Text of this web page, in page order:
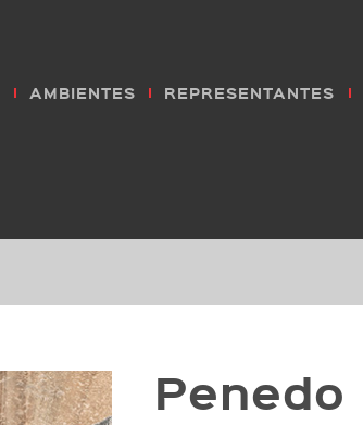
AMBIENTES REPRESENTANTES
Penedo